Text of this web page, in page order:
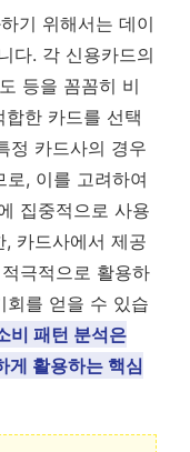
기 위해서는 데이
다. 각 신용카드의
등을 꼼꼼히 비
한 카드를 선택
정 카드사의 경우
, 이를 고려하여
집중적으로 사용
카드사에서 제공
극적으로 활용하
회를 얻을 수 있습
비 패턴 분석은
게 활용하는 핵심